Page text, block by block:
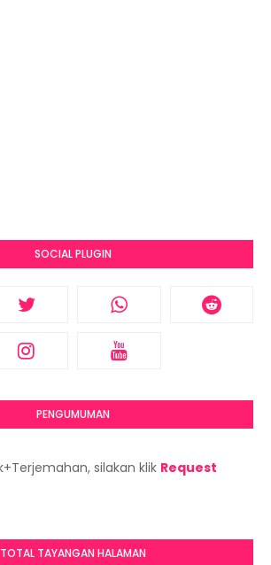
SOCIAL PLUGIN
PENGUMUMAN
silakan klik Request
TOTAL TAYANGAN HALAMAN